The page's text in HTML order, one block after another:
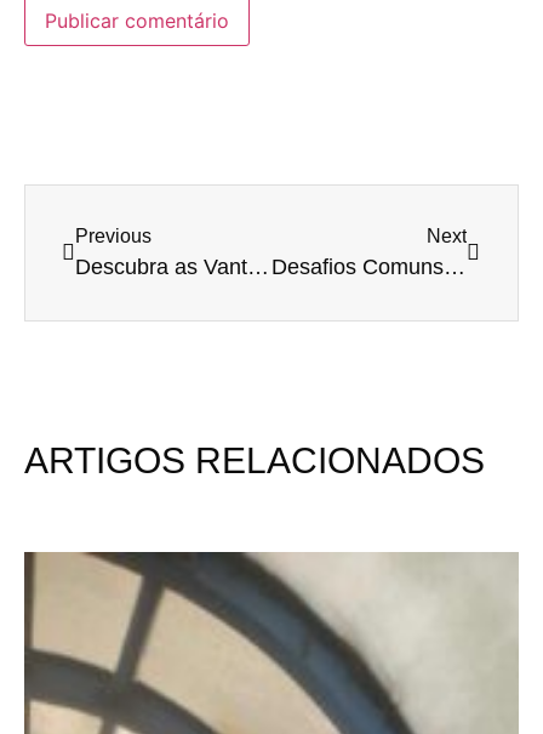
Previous
Descubra as Vantagens do Inventário Extrajudicial: Simplificar é Felicitar!
Next
Desafios Comuns no Inventário Extrajudicial: Superando Obstáculos com a Salviano Advocacia
ARTIGOS RELACIONADOS